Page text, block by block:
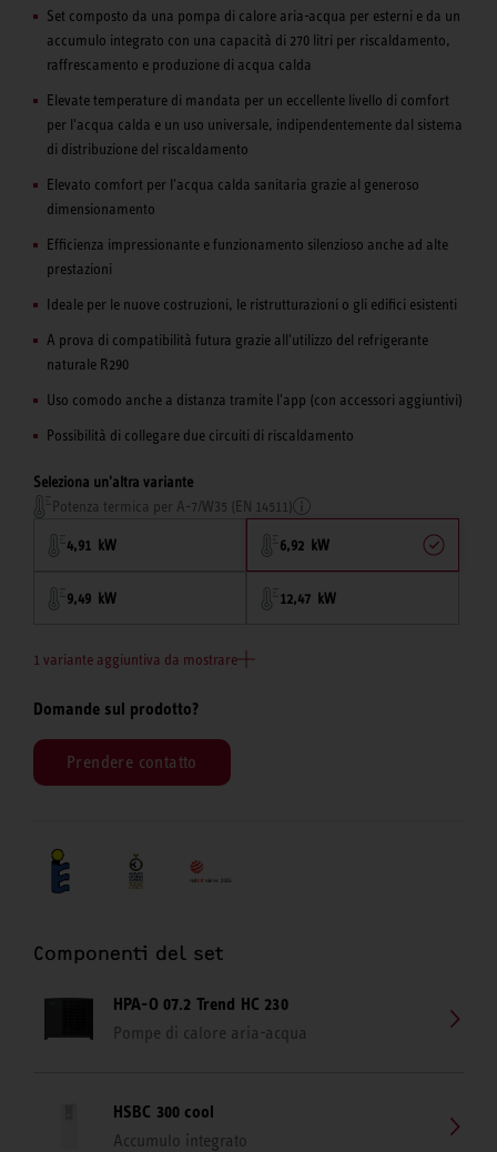
Set composto da una pompa di calore aria-acqua per esterni e da un
accumulo integrato con una capacità di 270 litri per riscaldamento,
raffrescamento e produzione di acqua calda
Elevate temperature di mandata per un eccellente livello di comfort
per l'acqua calda e un uso universale, indipendentemente dal sistema
di distribuzione del riscaldamento
Elevato comfort per l'acqua calda sanitaria grazie al generoso
dimensionamento
Efficienza impressionante e funzionamento silenzioso anche ad alte
prestazioni
Ideale per le nuove costruzioni, le ristrutturazioni o gli edifici esistenti
A prova di compatibilità futura grazie all'utilizzo del refrigerante
naturale R290
Uso comodo anche a distanza tramite l'app (con accessori aggiuntivi)
Possibilità di collegare due circuiti di riscaldamento
Seleziona un'altra variante
Potenza termica per A-7/W35 (EN 14511)
4,91 kW 6,92 kW
9,49 kW 12,47 kW
1 variante aggiuntiva da mostrare
Domande sul prodotto?
Prendere contatto
Componenti del set
HPA-O 07.2 Trend HC 230
Pompe di calore aria-acqua
HSBC 300 cool
Accumulo integrato